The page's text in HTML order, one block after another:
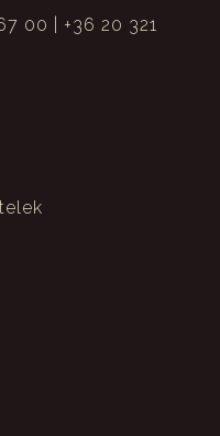
00 | +36 20 321